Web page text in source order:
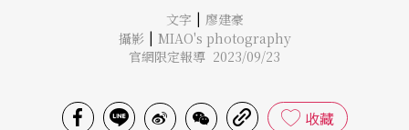
文字 | 廖建豪
攝影 | MIAO's photography
官網限定報導 2023/09/23
收藏